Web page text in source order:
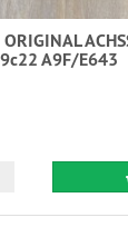
A9F/E643